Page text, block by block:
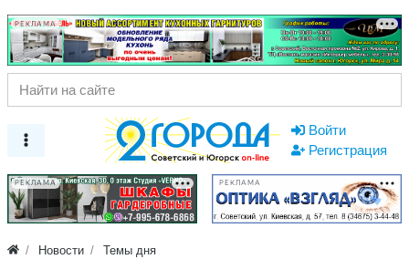
РЕКЛАМА
Войти
Регистрация
РЕКЛАМА РЕКЛАМА
Новости Темы дня